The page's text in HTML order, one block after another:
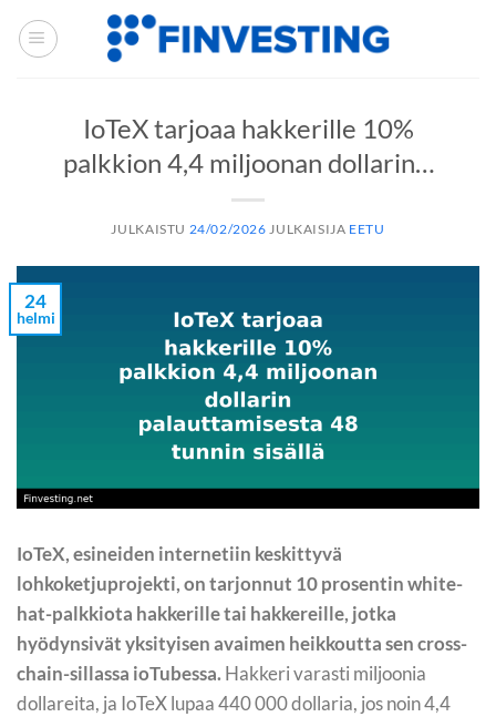
Siirry
sisältöön
IoTeX tarjoaa hakkerille 10%
palkkion 4,4 miljoonan dollarin…
JULKAISTU 24/02/2026 JULKAISIJA EETU
24
helmi
IoTeX, esineiden internetiin keskittyvä
lohkoketjuprojekti, on tarjonnut 10 prosentin white-
hat-palkkiota hakkerille tai hakkereille, jotka
hyödynsivät yksityisen avaimen heikkoutta sen cross-
chain-sillassa ioTubessa. Hakkeri varasti miljoonia
dollareita, ja IoTeX lupaa 440 000 dollaria, jos noin 4,4